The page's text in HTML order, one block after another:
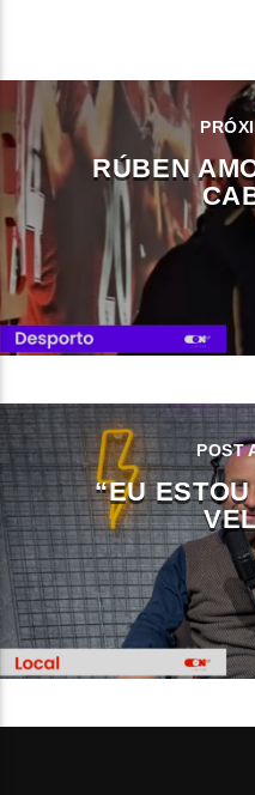
RÚBEN
POST
“EU